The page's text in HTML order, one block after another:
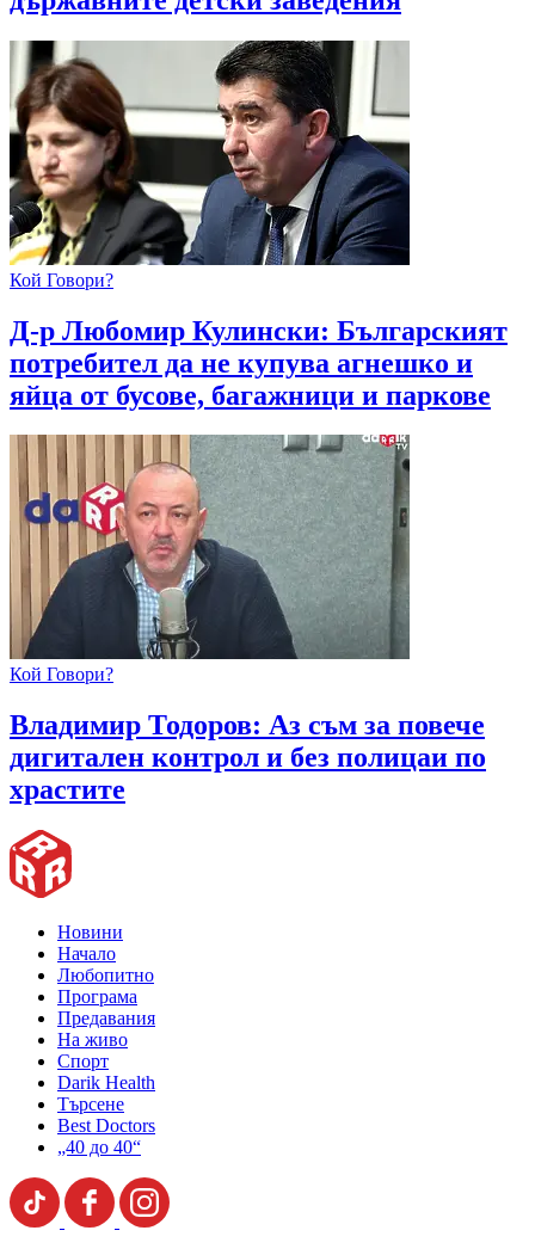
Кой Говори?
Д-р Любомир Кулински: Българският
потребител да не купува агнешко и
яйца от бусове, багажници и паркове
Кой Говори?
Владимир Тодоров: Аз съм за повече
дигитален контрол и без полицаи по
храстите
Новини
Начало
Любопитно
Програма
Предавания
На живо
Спорт
Darik Health
Търсене
Best Doctors
„40 до 40“